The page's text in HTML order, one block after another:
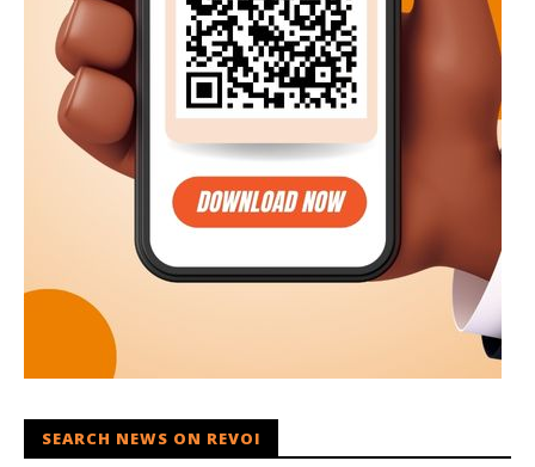
SEARCH NEWS ON REVOI